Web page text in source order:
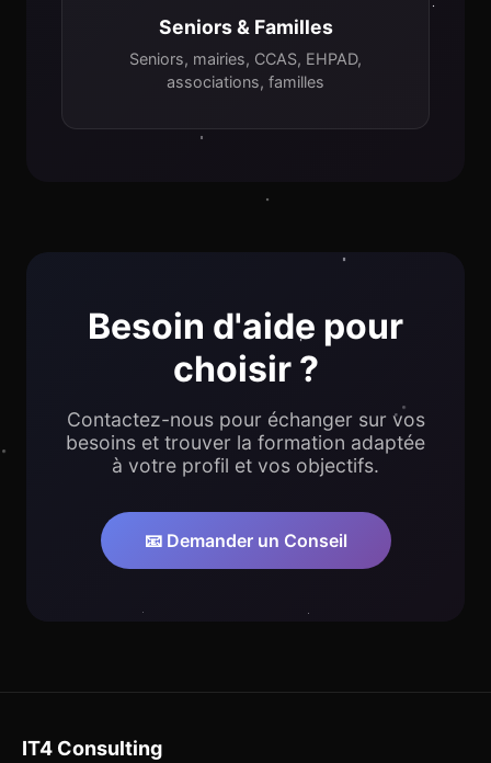
Seniors & Familles
Seniors, mairies, CCAS, EHPAD,
associations, familles
Besoin d'aide pour
choisir ?
Contactez-nous pour échanger sur vos
besoins et trouver la formation adaptée
à votre profil et vos objectifs.
📧 Demander un Conseil
IT4 Consulting